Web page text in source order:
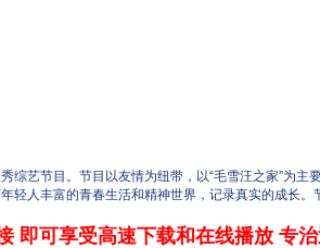
目。节目以友情为纽带，以“毛雪汪之家”为主要
轻人丰富的青春生活和精神世界，记录真实的成长
即可享受高速下载和在线播放 专